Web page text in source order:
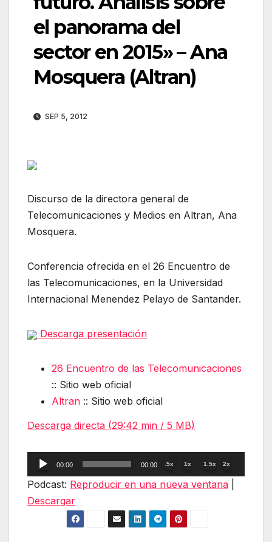
el panorama del
sector en 2015» – Ana
Mosquera (Altran)
SEP 5, 2012
Discurso de la directora general de
Telecomunicaciones y Medios en Altran, Ana
Mosquera.
Conferencia ofrecida en el 26 Encuentro de
las Telecomunicaciones, en la Universidad
Internacional Menendez Pelayo de Santander.
Descarga presentación
26 Encuentro de las Telecomunicaciones
:: Sitio web oficial
Altran :: Sitio web oficial
Descarga directa (29:42 min / 5 MB)
Reproductor
de
00:00 00:00 .5x 1x 1.5x 2x
Podcast: Reproducir en una nueva ventana
Descargar